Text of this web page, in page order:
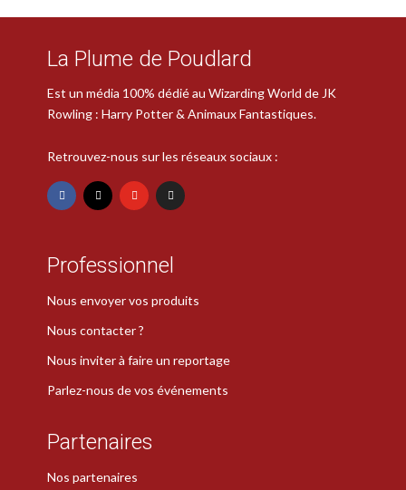
La Plume de Poudlard
Est un média 100% dédié au Wizarding World de JK
Rowling : Harry Potter & Animaux Fantastiques.
Retrouvez-nous sur les réseaux sociaux :
Professionnel
Nous envoyer vos produits
Nous contacter ?
Nous inviter à faire un reportage
Parlez-nous de vos événements
Partenaires
Nos partenaires